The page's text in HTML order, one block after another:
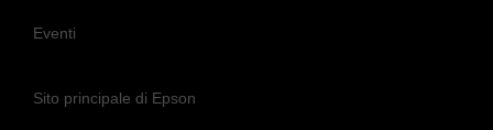
Eventi
Sito principale di Epson